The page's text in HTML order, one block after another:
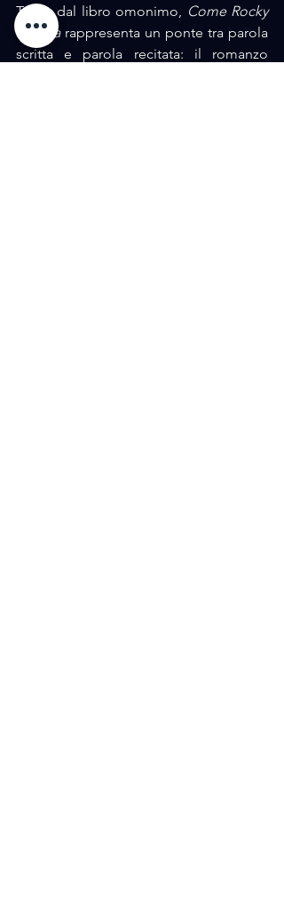
Tratto dal libro omonimo, Come Rocky
Balboa rappresenta un ponte tra parola
scritta e parola recitata: il romanzo